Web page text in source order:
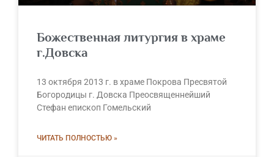
Божественная литургия в храме
г.Довска
13 октября 2013 г. в храме Покрова Пресвятой
Богородицы г. Довска Преосвященнейший
Стефан епископ Гомельский
ЧИТАТЬ ПОЛНОСТЬЮ »